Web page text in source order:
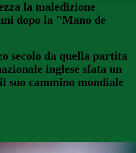
la maledizione
dopo la "Mano de
secolo da quella partita
inglese sfata un
suo cammino mondiale